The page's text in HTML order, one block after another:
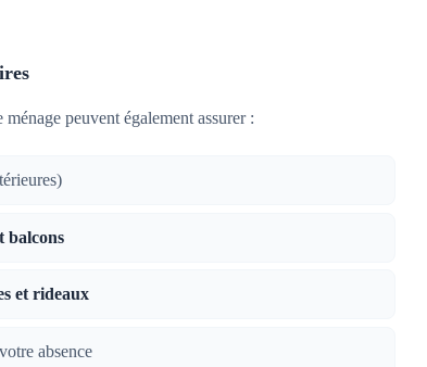
peuvent également assurer :
balcons
et rideaux
absence